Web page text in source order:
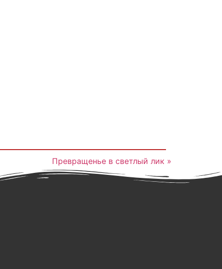
Превращенье в светлый лик »